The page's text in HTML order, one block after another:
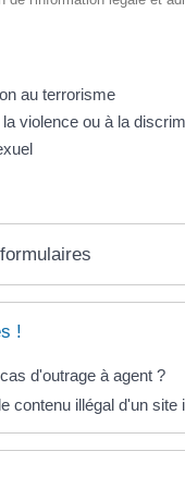
au terrorisme
violence ou à la
!
d'outrage à agent ?
contenu illégal d'un site